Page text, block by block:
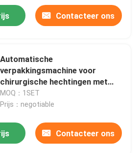
Contacteer ons
Automatische
verpakkingsmachine voor
chirurgische hechtingen met
aluminium-plastic
MOQ：1SET
Prijs：negotiable
Contacteer ons